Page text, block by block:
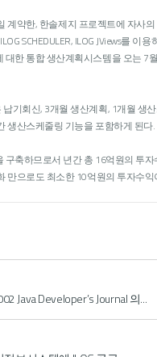
계약한, 한솔제지 프로젝트에 자사
ILOG SCHEDULER, ILOG JViews를 이
대한 통합 생산계획시스템을 오는 7
기회신, 3개월 생산계획, 1개월 생
생산스케줄링 기능을 포함하게 된다.
구축하므로서 년간 총 16억원의 투
만으로도 최소한 10억원의 투자수
Java Developer’s Journal 의...